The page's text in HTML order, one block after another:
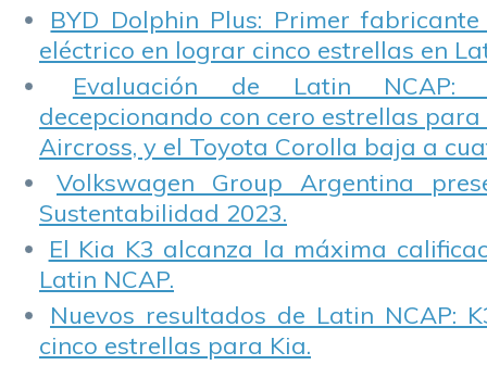
BYD Dolphin Plus: Primer
eléctrico en lograr cinco estrellas en
Evaluación de Latin NCAP:
decepcionando con cero estrellas para
Aircross, y el Toyota Corolla baja a
Volkswagen Group Argentina
Sustentabilidad 2023.
El Kia K3 alcanza la máxima
Latin NCAP.
Nuevos resultados de Latin NCAP:
cinco estrellas para Kia.